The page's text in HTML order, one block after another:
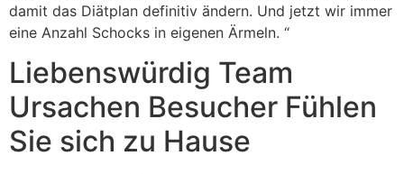
damit das Diätplan definitiv ändern. Und jetzt wir immer
eine Anzahl Schocks in eigenen Ärmeln. “
Liebenswürdig Team
Ursachen Besucher Fühlen
Sie sich zu Hause